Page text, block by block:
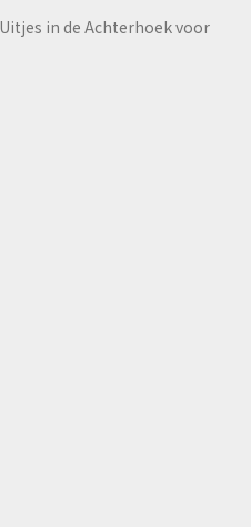
in de Achterhoek voor